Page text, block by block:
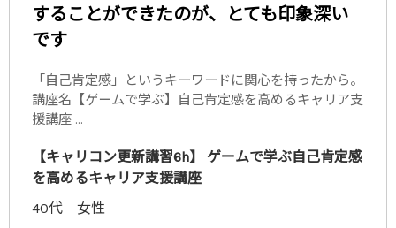
することができたのが、とても印象深い
です
「自己肯定感」というキーワードに関心を持ったから。
講座名【ゲームで学ぶ】自己肯定感を高めるキャリア支
援講座 ...
【キャリコン更新講習6h】 ゲームで学ぶ自己肯定感
を高めるキャリア支援講座
40代 女性